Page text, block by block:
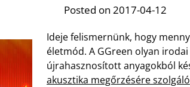
Posted on 2017-04-12
Ideje felismernünk, hogy
életmód. A GGreen olyan
újrahasznosított anyagokból
akusztika megőrzésére szolgáló